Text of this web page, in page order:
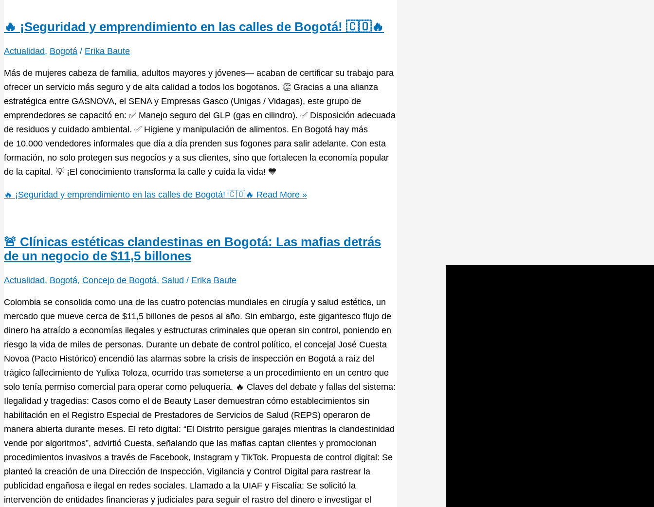
🔥 ¡Seguridad y emprendimiento en las calles de Bogotá! 🇨🇴🔥
Actualidad, Bogotá / Erika Baute
Más de mujeres cabeza de familia, adultos mayores y jóvenes— acaban de certificar su trabajo para
ofrecer un servicio más seguro y de alta calidad a todos los bogotanos. 👏 Gracias a una alianza
estratégica entre GASNOVA, el SENA y Empresas Gasco (Unigas / Vidagas), este grupo de
emprendedores se capacitó en: ✅ Manejo seguro del GLP (gas en cilindro). ✅ Disposición adecuada
de residuos y cuidado ambiental. ✅ Higiene y manipulación de alimentos. En Bogotá hay más
de 10.000 vendedores informales que día a día prenden sus fogones para salir adelante. Con esta
formación, no solo protegen sus negocios y a sus clientes, sino que fortalecen la economía popular
de la capital. 💡 ¡El conocimiento transforma la calle y cuida la vida! 💙
🔥 ¡Seguridad y emprendimiento en las calles de Bogotá! 🇨🇴🔥 Read More »
🚨 Clínicas estéticas clandestinas en Bogotá: Las mafias detrás
de un negocio de $11,5 billones
Actualidad, Bogotá, Concejo de Bogotá, Salud / Erika Baute
Colombia se consolida como una de las cuatro potencias mundiales en cirugía y salud estética, un
mercado que mueve cerca de $11,5 billones de pesos al año. Sin embargo, este gigantesco flujo de
dinero ha atraído a economías ilegales y estructuras criminales que operan sin control, poniendo en
riesgo la vida de miles de personas. Durante un debate de control político, el concejal José Cuesta
Novoa (Pacto Histórico) encendió las alarmas sobre la crisis de inspección en Bogotá a raíz del
trágico fallecimiento de Yulixa Toloza, ocurrido tras someterse a un procedimiento en un centro que
solo tenía permiso comercial para operar como peluquería. 🔥 Claves del debate y fallas del sistema:
Ilegalidad y tragedias: Casos como el de Beauty Laser demuestran cómo establecimientos sin
habilitación en el Registro Especial de Prestadores de Servicios de Salud (REPS) operaron de
manera abierta durante meses. El reto digital: “El Distrito persigue garajes mientras la clandestinidad
vende por algoritmos”, advirtió Cuesta, señalando que las mafias captan clientes y promocionan
procedimientos invasivos a través de Facebook, Instagram y TikTok. Propuesta de control digital: Se
planteó la creación de una Dirección de Inspección, Vigilancia y Control Digital para rastrear la
publicidad engañosa e ilegal en redes sociales. Llamado a la UIAF y Fiscalía: Se solicitó la
intervención de entidades financieras y judiciales para seguir el rastro del dinero e investigar el